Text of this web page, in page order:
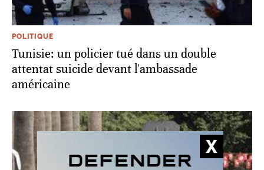
POLITIQUE
Tunisie: un policier tué dans un double
attentat suicide devant l'ambassade
américaine